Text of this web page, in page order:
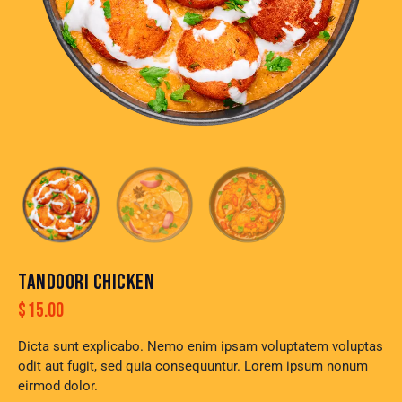
TANDOORI CHICKEN
$15.00
Dicta sunt explicabo. Nemo enim ipsam voluptatem voluptas
odit aut fugit, sed quia consequuntur. Lorem ipsum nonum
eirmod dolor.